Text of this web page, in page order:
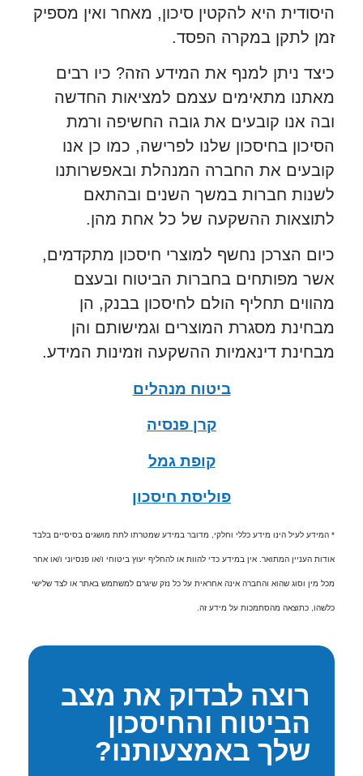
היסודית היא להקטין סיכון, מאחר ואין מספיק
זמן לתקן במקרה הפסד.
כיצד ניתן למנף את המידע הזה? כיו רבים
מאתנו מתאימים עצמם למציאות החדשה
ובה אנו קובעים את גובה החשיפה ורמת
הסיכון בחיסכון שלנו לפרישה, כמו כן אנו
קובעים את החברה המנהלת ובאפשרותנו
לשנות חברות במשך השנים ובהתאם
לתוצאות ההשקעה של כל אחת מהן.
כיום הצרכן נחשף למוצרי חיסכון מתקדמים,
אשר מפותחים בחברות הביטוח ובעצם
מהווים תחליף הולם לחיסכון בבנק, הן
מבחינת מסגרת המוצרים וגמישותם והן
מבחינת דינאמיות ההשקעה וזמינות המידע.
ביטוח מנהלים
קרן פנסיה
קופת גמל
פוליסת חיסכון
* המידע לעיל הינו מידע כללי וחלקי, מדובר במידע שמטרתו לתת מושגים בסיסיים בלבד
אודות העניין המתואר. אין במידע כדי להוות או להחליף יעוץ ביטוחי ו/או פנסיוני ו/או אחר
מכל מין וסוג שהוא והחברה אינה אחראית על כל נזק שיגרם למשתמש באתר או לצד שלישי
כלשהו, כתוצאה מהסתמכות על מידע זה.
רוצה לבדוק את מצב
הביטוח והחיסכון
שלך באמצעותנו?